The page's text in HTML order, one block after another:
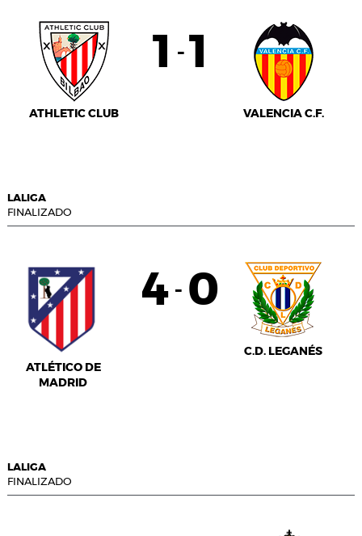
ATHLETIC CLUB
1 - 1
VALENCIA C.F.
LALIGA
FINALIZADO
ATLÉTICO DE
MADRID
4 - 0
C.D. LEGANÉS
LALIGA
FINALIZADO